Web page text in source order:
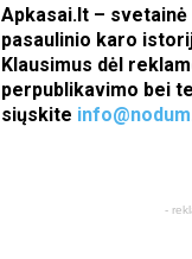
Apkasai.lt –
pasaulinio karo
Klausimus dėl
perpublikavimo bei
siųskite
-